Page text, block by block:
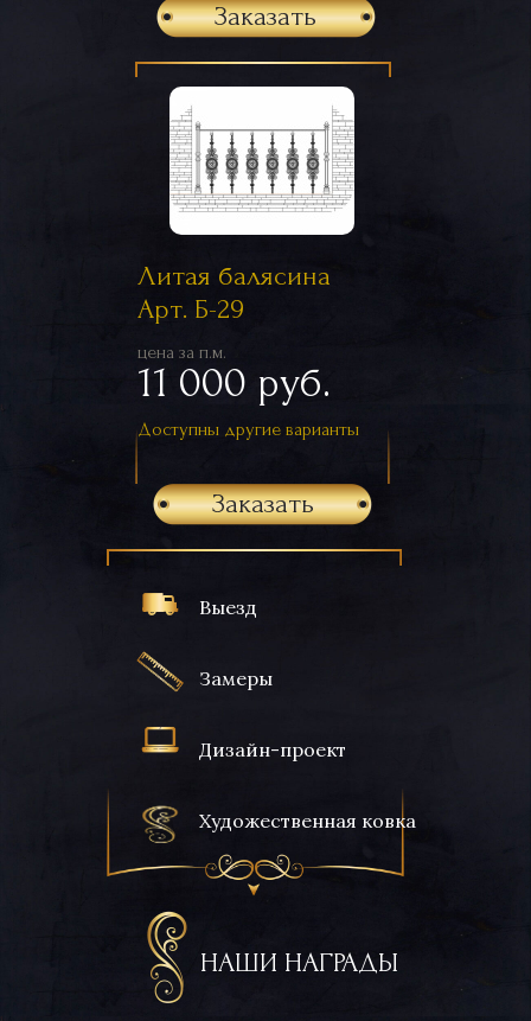
Выезд
Замеры
Дизайн-проект
Художественная ковка
НАШИ НАГРАДЫ
Заказать
Литая балясина
Арт. Б-29
цена за п.м.
11 000 руб.
Доступны другие варианты
Заказать